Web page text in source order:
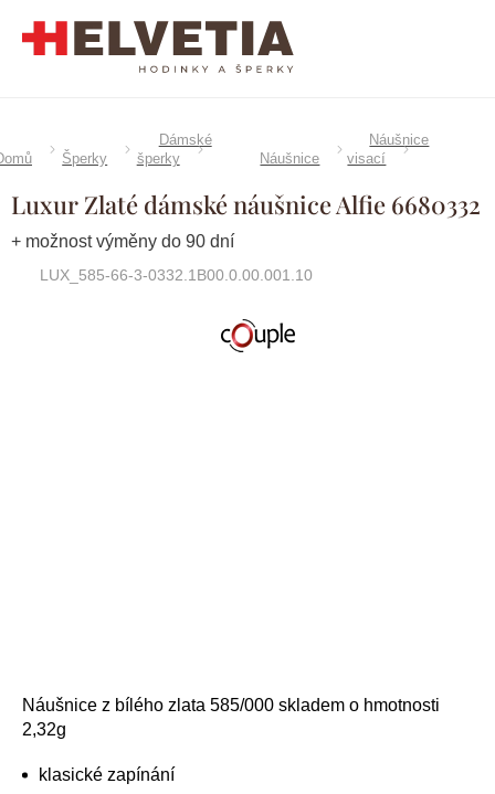
Šperky
Dámské
šperky
Náušnice
Náušnice
visací
Luxur Zlaté dámské náušnice Alfie 6680332
+ možnost výměny do 90 dní
LUX_585-66-3-0332.1B00.0.00.001.10
Značka:Couple
Náušnice z bílého zlata 585/000 skladem o hmotnosti
2,32g
klasické zapínání